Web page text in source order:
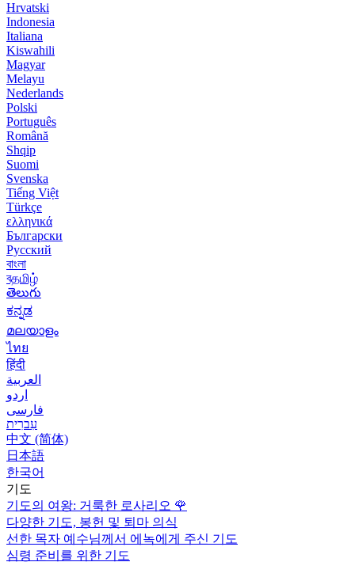
Hrvatski
Indonesia
Italiana
Kiswahili
Magyar
Melayu
Nederlands
Polski
Português
Română
Shqip
Suomi
Svenska
Tiếng Việt
Türkçe
ελληνικά
Български
Русский
বাংলা
বதமிழ்
తెలుగు
ಕನ್ನಡ
മലയാളം
ไทย
हिंदी
العربية
اردو
فارسی
עִברִית
中文 (简体)
日本語
한국어
기도
기도의 여왕: 거룩한 로사리오 🌹
다양한 기도, 봉헌 및 퇴마 의식
선한 목자 예수님께서 에녹에게 주신 기도
심령 준비를 위한 기도